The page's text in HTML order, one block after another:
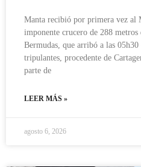
Manta recibió por primera vez al
imponente crucero de 288 metros
Bermudas, que arribó a las
tripulantes, procedente de
parte de
LEER MÁS »
agosto 6, 2026